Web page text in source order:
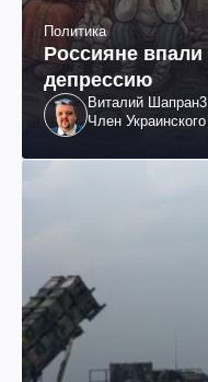
Политика
Россияне
депрессию
Виталий Шапран
Член